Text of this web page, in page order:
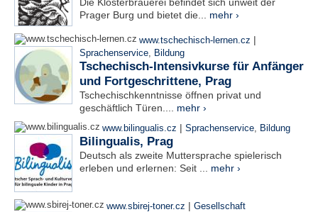
Prager Burg und bietet die... mehr ›
www.tschechisch-lernen.cz |
Sprachenservice, Bildung
Tschechisch-Intensivkurse für Anfänger
und Fortgeschrittene, Prag
Tschechischkenntnisse öffnen privat und
geschäftlich Türen.... mehr ›
www.bilingualis.cz | Sprachenservice, Bildung
Bilingualis, Prag
Deutsch als zweite Muttersprache spielerisch
erleben und erlernen: Seit ... mehr ›
www.sbirej-toner.cz | Gesellschaft